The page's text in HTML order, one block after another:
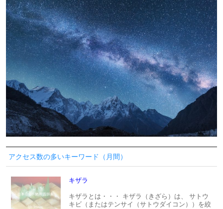
アクセス数の多いキーワード（月間）
キザラ
キザラとは・・・ キザラ（きざら）は、 サトウ
キビ（またはテンサイ（サトウダイコン））を絞